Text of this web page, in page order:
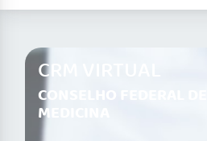
CRM VIRTUAL
CONSELHO FEDERAL DE
MEDICINA